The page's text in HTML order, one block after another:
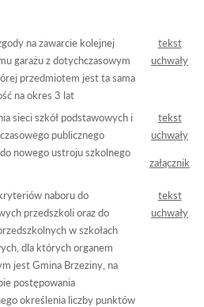
na zawarcie kolejnej
garażu z dotychczasowym
przedmiotem jest ta sama
na okres 3 lat
tekst
uchwały
sieci szkół podstawowych i
publicznego
nowego ustroju szkolnego
tekst
uchwały
załącznik
naboru do
przedszkoli oraz do
w szkołach
dla których organem
jest Gmina Brzeziny, na
postępowania
określenia liczby punktów
tekst
uchwały